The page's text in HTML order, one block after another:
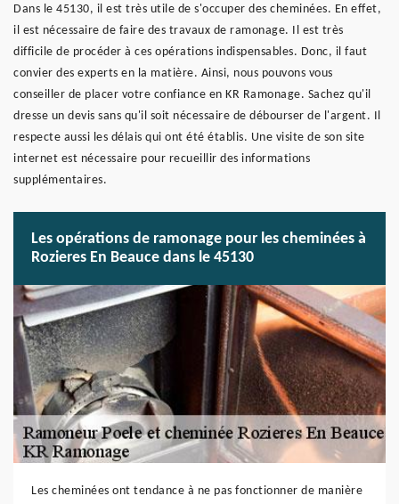
Dans le 45130, il est très utile de s'occuper des cheminées. En effet,
il est nécessaire de faire des travaux de ramonage. Il est très
difficile de procéder à ces opérations indispensables. Donc, il faut
convier des experts en la matière. Ainsi, nous pouvons vous
conseiller de placer votre confiance en KR Ramonage. Sachez qu'il
dresse un devis sans qu'il soit nécessaire de débourser de l'argent. Il
respecte aussi les délais qui ont été établis. Une visite de son site
internet est nécessaire pour recueillir des informations
supplémentaires.
Les opérations de ramonage pour les cheminées à
Rozieres En Beauce dans le 45130
Les cheminées ont tendance à ne pas fonctionner de manière